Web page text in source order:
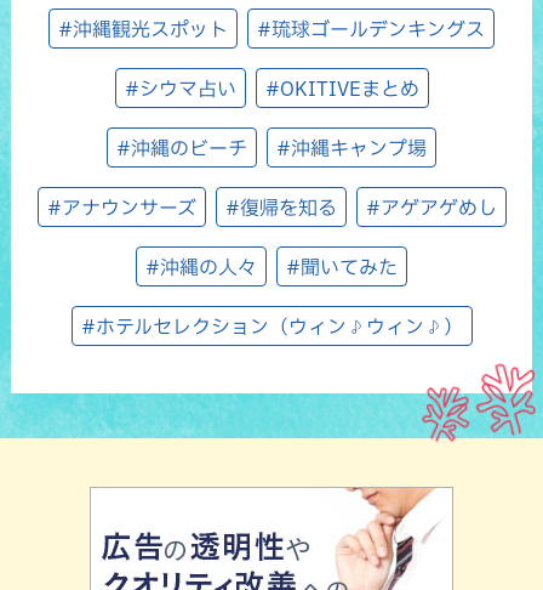
#沖縄観光スポット #琉球ゴールデンキングス
#シウマ占い #OKITIVEまとめ
#沖縄のビーチ #沖縄キャンプ場
#アナウンサーズ #復帰を知る #アゲアゲめし
#沖縄の人々 #聞いてみた
#ホテルセレクション（ウィン♪ウィン♪）